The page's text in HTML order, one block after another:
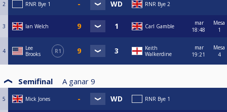
2 RNR Bye 1 RNR Bye 2
3 Ian Welch Carl Gamble
mar
18:48
Mesa
1
4
Lee
Brooks
R1
Keith
Walkerdine
mar
19:21
Mesa
4
Semifinal A ganar 9
5 Mick Jones RNR Bye 1